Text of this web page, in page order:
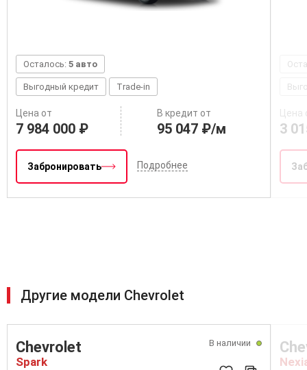
Осталось: 5 авто
Выгодный кредит Trade-in
Цена от
7 984 000 ₽
В кредит от
95 047 ₽/м
Забронировать Подробнее
Цена
3
Другие модели Chevrolet
В наличии
Chevrolet
Spark